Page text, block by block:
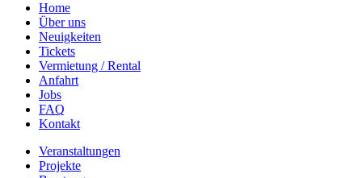
Home
Über uns
Neuigkeiten
Tickets
Vermietung / Rental
Anfahrt
Jobs
FAQ
Kontakt
Veranstaltungen
Projekte